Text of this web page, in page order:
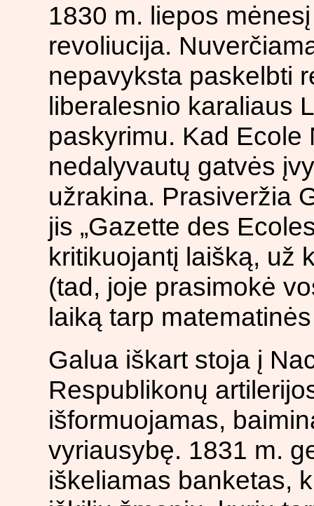
1830 m. liepos
revoliucija.
nepavyksta paskelbti
liberalesnio karaliaus
paskyrimu. Kad Ecole
nedalyvautų gatvės
užrakina. Prasiveržia
jis „Gazette des
kritikuojantį laišką, už
(tad, joje prasimokė
laiką tarp
Galua iškart stoja į
Respublikonų
išformuojamas,
vyriausybę. 1831 m.
iškeliamas banketas,